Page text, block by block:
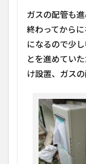
ガスの配管も
終わってから
になるので少
とを進めてい
け設置、ガス